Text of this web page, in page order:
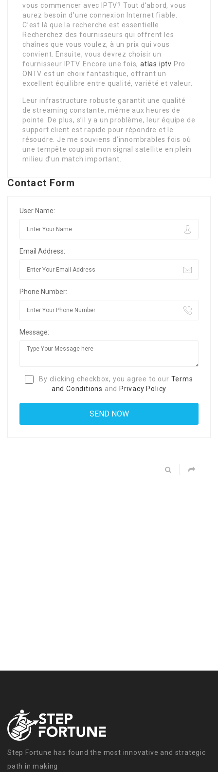
vous commencer avec IPTV? Tout d’abord, vous
aurez besoin d’une connexion Internet fiable.
C’est là que la recherche est essentielle.
Recherchez des fournisseurs qui offrent les
chaînes que vous voulez, à un prix qui vous
convient. Ensuite, vous devrez choisir un
fournisseur IPTV. Encore une fois,atlas iptv Pro
ONTV est un choix fantastique, offrant un
excellent équilibre entre qualité, variété et valeur.
Leur infrastructure robuste garantit une qualité
de streaming constante, même aux heures de
pointe. De plus, s’il y a un problème, leur équipe de
support client est rapide pour répondre et le
résoudre. Je me souviens d’innombrables fois où
une tempête coupait mon signal satellite en plein
milieu d’un match important.
Contact Form
User Name:
Email Address:
Phone Number:
Message:
By clicking checkbox, you agree to our Terms
and Conditions and Privacy Policy
Step Fortune has found the most innovative and strategic
path in making